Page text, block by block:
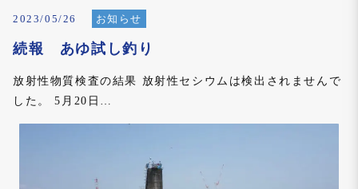
2023/05/26 お知らせ
続報 あゆ試し釣り
放射性物質検査の結果 放射性セシウムは検出されませんで
した。 5月20日…